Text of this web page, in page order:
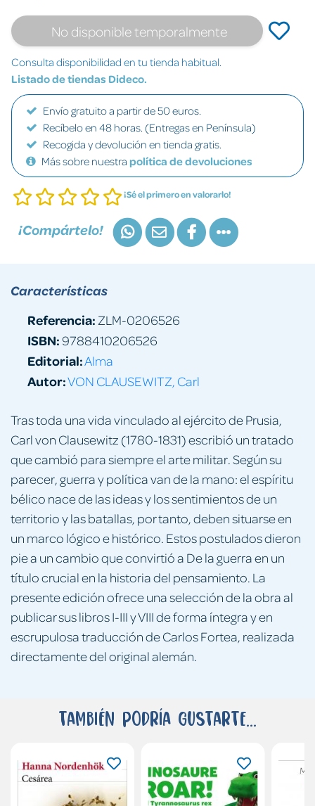
No disponible temporalmente
Consulta disponibilidad en tu tienda habitual.
Listado de tiendas Dideco.
Envío gratuito a partir de 50 euros.
Recíbelo en 48 horas. (Entregas en Península)
Recogida y devolución en tienda gratis.
Más sobre nuestra política de devoluciones
¡Sé el primero en valorarlo!
¡Compártelo!
Tras toda una vida vinculado al ejército de Prusia,
Carl von Clausewitz (1780-1831) escribió un tratado
que cambió para siempre el arte militar. Según su
parecer, guerra y política van de la mano: el espíritu
bélico nace de las ideas y los sentimientos de un
territorio y las batallas, por tanto, deben situarse en
un marco lógico e histórico. Estos postulados dieron
pie a un cambio que convirtió a De la guerra en un
título crucial en la historia del pensamiento. La
presente edición ofrece una selección de la obra al
publicar sus libros I-III y VIII de forma íntegra y en
escrupulosa traducción de Carlos Fortea, realizada
directamente del original alemán.
Características
Referencia: ZLM-0206526
ISBN:9788410206526
Editorial:Alma
Autor:VON CLAUSEWITZ, Carl
También podría gustarte...